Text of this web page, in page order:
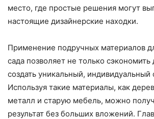
место, где простые решения могут
настоящие дизайнерские находки.
Применение подручных материалов
сада позволяет не только сэкономить
создать уникальный, индивидуальный
Используя такие материалы, как
металл и старую мебель, можно
результат без больших вложений.